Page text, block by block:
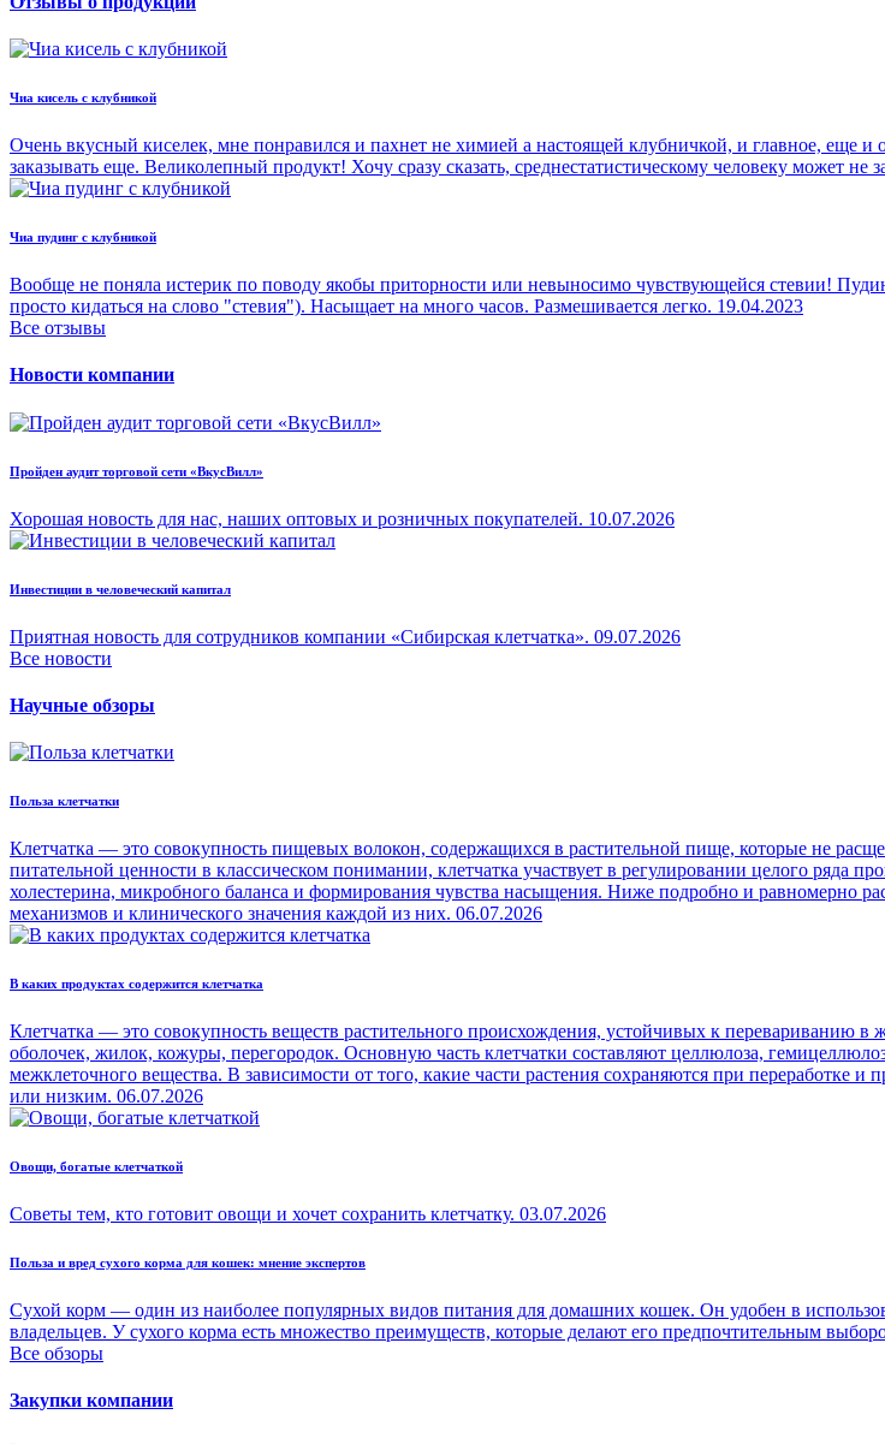
Чиа кисель с клубникой
Очень вкусный киселек, мне понравился и пахнет не химией а настоящей клубничкой, и главное, еще
заказывать еще. Великолепный продукт! Хочу сразу сказать, среднестатистическому человеку может не
Чиа пудинг с клубникой
Вообще не поняла истерик по поводу якобы приторности или невыносимо чувствующейся стевии!
просто кидаться на слово "стевия"). Насыщает на много часов. Размешивается легко. 19.04.2023
Все отзывы
Новости компании
Пройден аудит торговой сети «ВкусВилл»
Хорошая новость для нас, наших оптовых и розничных покупателей. 10.07.2026
Инвестиции в человеческий капитал
Приятная новость для сотрудников компании «Сибирская клетчатка». 09.07.2026
Все новости
Научные обзоры
Польза клетчатки
Клетчатка — это совокупность пищевых волокон, содержащихся в растительной пище, которые не
питательной ценности в классическом понимании, клетчатка участвует в регулировании целого ряда
холестерина, микробного баланса и формирования чувства насыщения. Ниже подробно и равномерно
механизмов и клинического значения каждой из них. 06.07.2026
В каких продуктах содержится клетчатка
Клетчатка — это совокупность веществ растительного происхождения, устойчивых к перевариванию
оболочек, жилок, кожуры, перегородок. Основную часть клетчатки составляют целлюлоза,
межклеточного вещества. В зависимости от того, какие части растения сохраняются при
или низким. 06.07.2026
Овощи, богатые клетчаткой
Советы тем, кто готовит овощи и хочет сохранить клетчатку. 03.07.2026
Польза и вред сухого корма для кошек: мнение экспертов
Сухой корм — один из наиболее популярных видов питания для домашних кошек. Он удобен в
владельцев. У сухого корма есть множество преимуществ, которые делают его предпочтительным
Все обзоры
Закупки компании